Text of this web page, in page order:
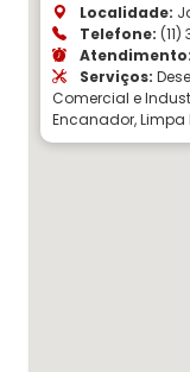
Localidade:
Telefone: (11)
Atendimento:
Serviços:
Comercial e
Encanador,